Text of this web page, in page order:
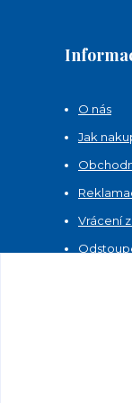
O nás
Jak
Vrácení